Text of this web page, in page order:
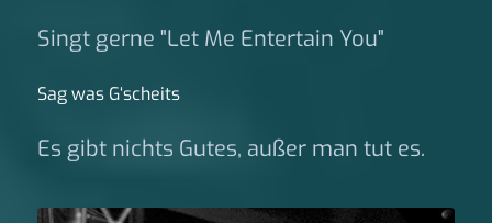
Singt gerne "Let Me Entertain You"
Sag was G‘scheits
Es gibt nichts Gutes, außer man tut es.